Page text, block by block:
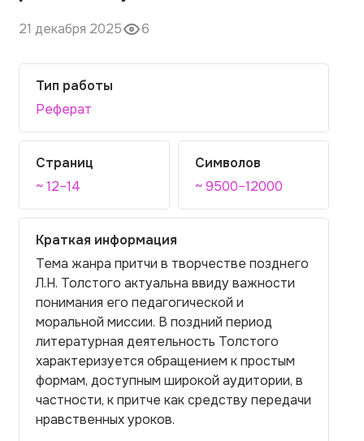
21 декабря 2025 6
Тип работы
Реферат
Страниц
~ 12–14
Символов
~ 9500–12000
Краткая информация
Тема жанра притчи в творчестве позднего
Л.Н. Толстого актуальна ввиду важности
понимания его педагогической и
моральной миссии. В поздний период
литературная деятельность Толстого
характеризуется обращением к простым
формам, доступным широкой аудитории, в
частности, к притче как средству передачи
нравственных уроков.